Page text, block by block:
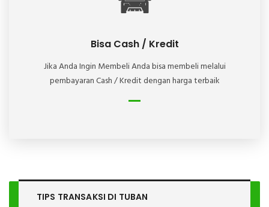
Bisa Cash / Kredit
Jika Anda Ingin Membeli Anda bisa membeli melalui
pembayaran Cash / Kredit dengan harga terbaik
TIPS TRANSAKSI DI TUBAN